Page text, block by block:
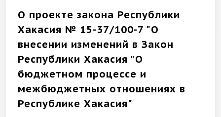
О проекте закона Республики
Хакасия № 15-37/100-7 "О
внесении изменений в Закон
Республики Хакасия "О
бюджетном процессе и
межбюджетных отношениях в
Республике Хакасия"